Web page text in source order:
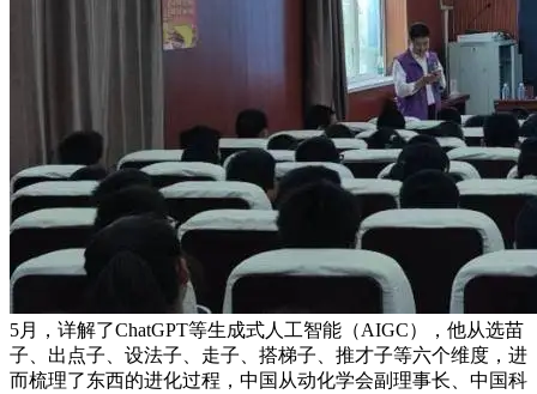
5月，详解了ChatGPT等生成式人工智能（AIGC），他从选苗
子、出点子、设法子、走子、搭梯子、推才子等六个维度，进
而梳理了东西的进化过程，中国从动化学会副理事长、中国科